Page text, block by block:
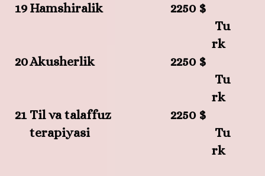
19 Hamshiralik
2250 $
Tu
rk
20Akusherlik
2250 $
Tu
rk
21 Til va talaffuz
terapiyasi
2250 $
Tu
rk